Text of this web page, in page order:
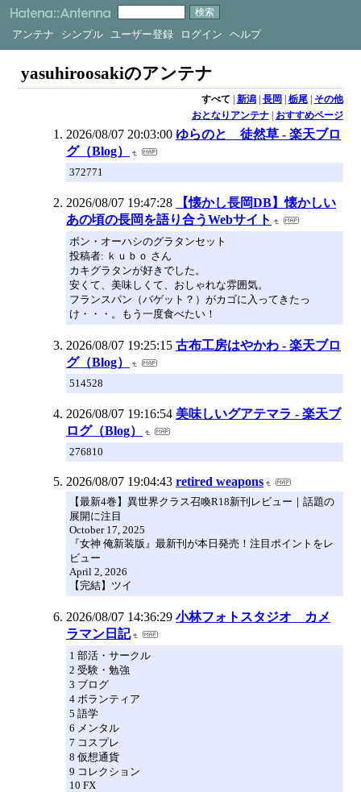
アンテナ シンプル ユーザー登録 ログイン ヘルプ
yasuhiroosakiのアンテナ
すべて | 新潟| 長岡 | 栃尾| その他
おとなりアンテナ| おすすめページ
2026/08/07 20:03:00 ゆらのと 徒然草 - 楽天ブロ
グ（Blog）
372771
2026/08/07 19:47:28
【懐かし長岡DB】懐かしい
あの頃の長岡を語り合うWebサイト
ボン・オーハシのグラタンセット
投稿者: ｋｕｂｏ さん
カキグラタンが好きでした。
安くて、美味しくて、おしゃれな雰囲気。
フランスパン（バゲット？）がカゴに入ってきたっ
け・・・。もう一度食べたい！
2026/08/07 19:25:15 古布工房はやかわ - 楽天ブロ
グ（Blog）
514528
2026/08/07 19:16:54 美味しいグアテマラ - 楽天ブ
ログ（Blog）
276810
2026/08/07 19:04:43 retired weapons
【最新4巻】異世界クラス召喚R18新刊レビュー｜話題の
展開に注目
October 17, 2025
『女神 俺新装版』最新刊が本日発売！注目ポイントをレ
ビュー
April 2, 2026
【完結】ツイ
2026/08/07 14:36:29 小林フォトスタジオ カメ
ラマン日記
1 部活・サークル
2 受験・勉強
3 ブログ
4 ボランティア
5 語学
6 メンタル
7 コスプレ
8 仮想通貨
9 コレクション
10 FX